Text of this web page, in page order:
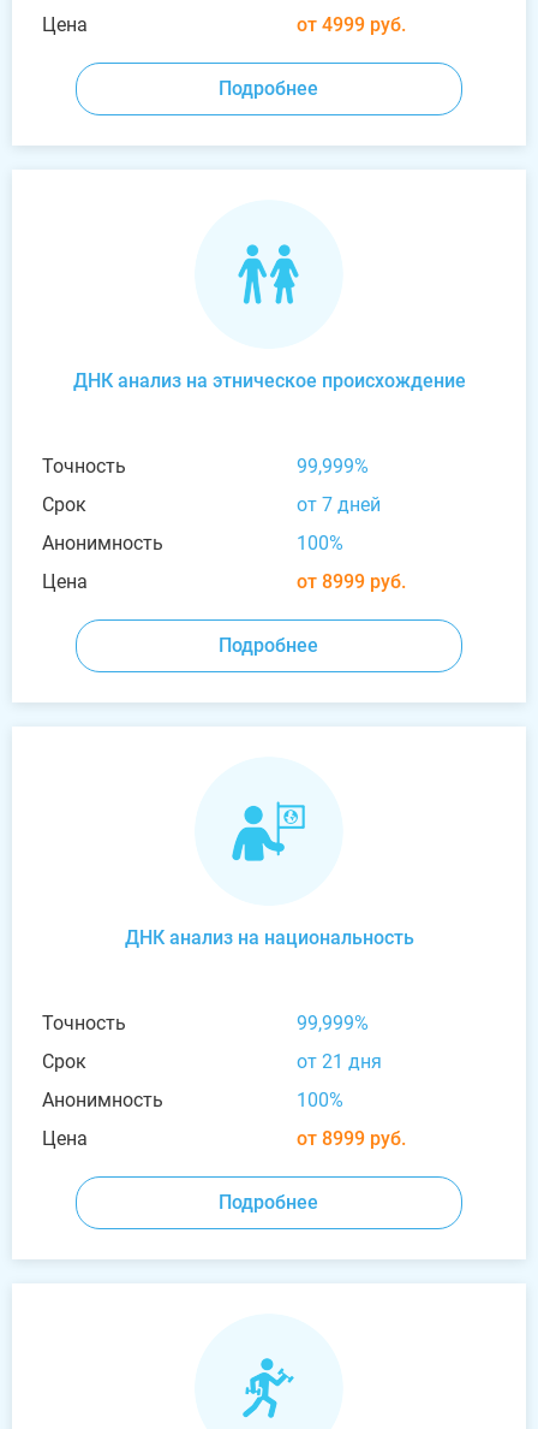
Цена
от 4999 руб.
Подробнее
ДНК анализ на этническое происхождение
Точность
99,999%
Срок
от 7 дней
Анонимность
100%
Цена
от 8999 руб.
Подробнее
ДНК анализ на национальность
Точность
99,999%
Срок
от 21 дня
Анонимность
100%
Цена
от 8999 руб.
Подробнее